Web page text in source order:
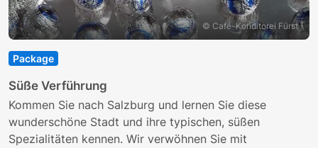
© Café-Konditorei Fürst
Package
Süße Verführung
Kommen Sie nach Salzburg und lernen Sie diese
wunderschöne Stadt und ihre typischen, süßen
Spezialitäten kennen. Wir verwöhnen Sie mit